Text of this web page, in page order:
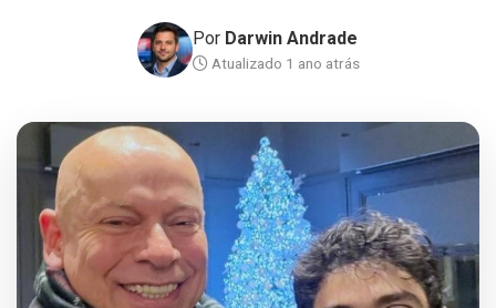
Por Darwin Andrade
Atualizado 1 ano atrás